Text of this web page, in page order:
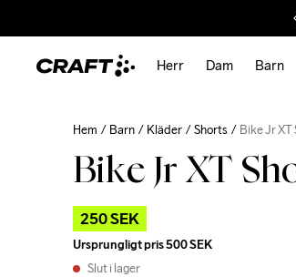
Herr Dam Barn
Hem Barn Kläder Shorts Bike Jr XT
Bike Jr XT
250 SEK
Ursprungligt pris500 SEK
Slut i lager